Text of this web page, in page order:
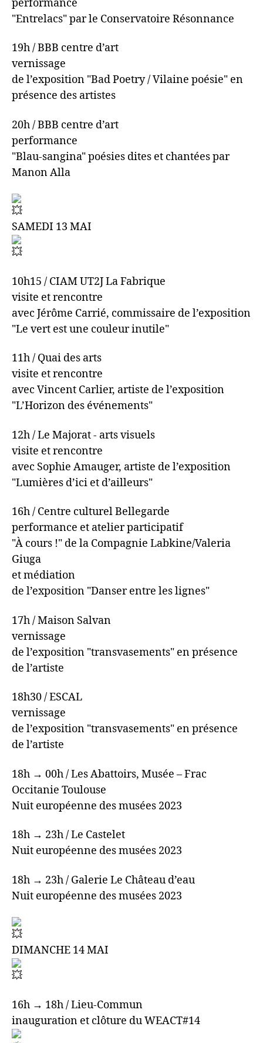
performance
"Entrelacs" par le Conservatoire Résonnance
19h / BBB centre d’art
vernissage
de l’exposition "Bad Poetry / Vilaine poésie" en
présence des artistes
20h / BBB centre d’art
performance
"Blau-sangina" poésies dites et chantées par
Manon Alla
SAMEDI 13 MAI
10h15 / CIAM UT2J La Fabrique
visite et rencontre
avec Jérôme Carrié, commissaire de l’exposition
"Le vert est une couleur inutile"
11h / Quai des arts
visite et rencontre
avec Vincent Carlier, artiste de l’exposition
"L’Horizon des événements"
12h / Le Majorat - arts visuels
visite et rencontre
avec Sophie Amauger, artiste de l’exposition
"Lumières d’ici et d’ailleurs"
16h / Centre culturel Bellegarde
performance et atelier participatif
"À cours !" de la Compagnie Labkine/Valeria
Giuga
et médiation
de l’exposition "Danser entre les lignes"
17h / Maison Salvan
vernissage
de l’exposition "transvasements" en présence
de l’artiste
18h30 / ESCAL
vernissage
de l’exposition "transvasements" en présence
de l’artiste
18h → 00h / Les Abattoirs, Musée – Frac
Occitanie Toulouse
Nuit européenne des musées 2023
18h → 23h / Le Castelet
Nuit européenne des musées 2023
18h → 23h / Galerie Le Château d’eau
Nuit européenne des musées 2023
DIMANCHE 14 MAI
16h → 18h / Lieu-Commun
inauguration et clôture du WEACT#14